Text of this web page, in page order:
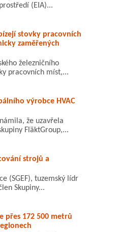
(EIA)...
stovky pracovních
zaměřených
železničního
pracovních míst,...
výrobce HVAC
že uzavřela
FläktGroup,...
strojů a
(SGEF), tuzemský lídr
Skupiny...
přes 172 500 metrů